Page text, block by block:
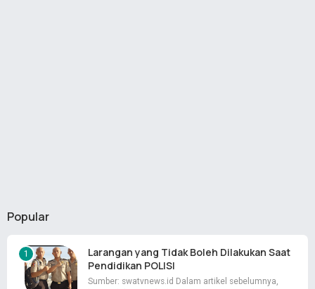
Popular
Larangan yang Tidak Boleh Dilakukan Saat
Pendidikan POLISI
Sumber: swatvnews.id Dalam artikel sebelumnya,